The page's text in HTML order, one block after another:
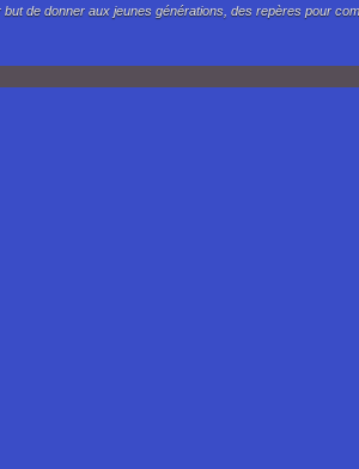
de donner aux jeunes générations, des repères pour